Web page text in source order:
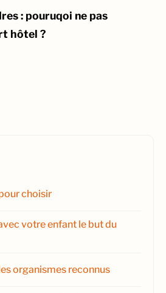
: pouruqoi ne pas
hôtel ?
choisir
votre enfant le but du
organismes reconnus